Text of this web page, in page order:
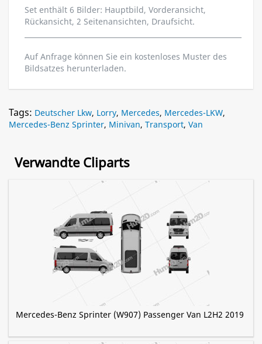
Set enthält 6 Bilder: Hauptbild, Vorderansicht,
Rückansicht, 2 Seitenansichten, Draufsicht.
Auf Anfrage können Sie ein kostenloses Muster des
Bildsatzes herunterladen.
Tags: Deutscher Lkw, Lorry, Mercedes, Mercedes-LKW,
Mercedes-Benz Sprinter, Minivan, Transport, Van
Verwandte Cliparts
Mercedes-Benz Sprinter (W907) Passenger Van L2H2 2019